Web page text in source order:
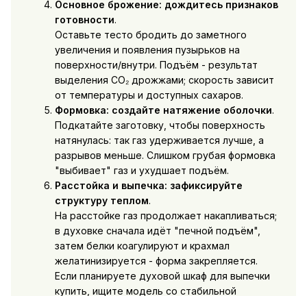
Основное брожение: дождитесь признаков
готовности.
Оставьте тесто бродить до заметного
увеличения и появления пузырьков на
поверхности/внутри. Подъём - результат
выделения CO₂ дрожжами; скорость зависит
от температуры и доступных сахаров.
Формовка: создайте натяжение оболочки.
Подкатайте заготовку, чтобы поверхность
натянулась: так газ удерживается лучше, а
разрывов меньше. Слишком грубая формовка
"выбивает" газ и ухудшает подъём.
Расстойка и выпечка: зафиксируйте
структуру теплом.
На расстойке газ продолжает накапливаться;
в духовке сначала идёт "печной подъём",
затем белки коагулируют и крахмал
желатинизируется - форма закрепляется.
Если планируете духовой шкаф для выпечки
купить , ищите модель со стабильной